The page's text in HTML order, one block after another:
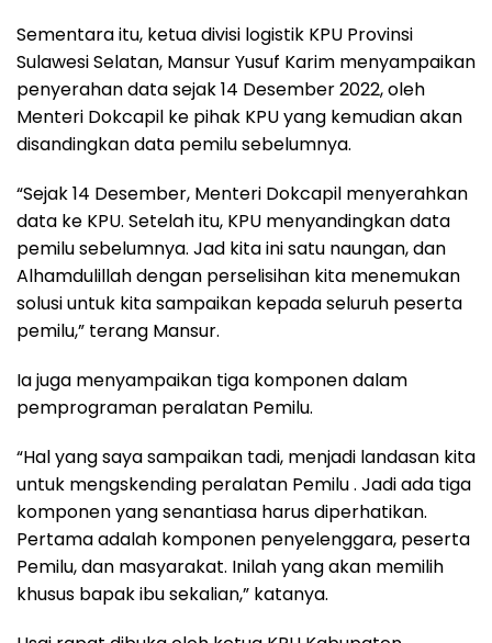
Sementara itu, ketua divisi logistik KPU Provinsi
Sulawesi Selatan, Mansur Yusuf Karim menyampaikan
penyerahan data sejak 14 Desember 2022, oleh
Menteri Dokcapil ke pihak KPU yang kemudian akan
disandingkan data pemilu sebelumnya.
“Sejak 14 Desember, Menteri Dokcapil menyerahkan
data ke KPU. Setelah itu, KPU menyandingkan data
pemilu sebelumnya. Jad kita ini satu naungan, dan
Alhamdulillah dengan perselisihan kita menemukan
solusi untuk kita sampaikan kepada seluruh peserta
pemilu,” terang Mansur.
Ia juga menyampaikan tiga komponen dalam
pemprograman peralatan Pemilu.
“Hal yang saya sampaikan tadi, menjadi landasan kita
untuk mengskending peralatan Pemilu . Jadi ada tiga
komponen yang senantiasa harus diperhatikan.
Pertama adalah komponen penyelenggara, peserta
Pemilu, dan masyarakat. Inilah yang akan memilih
khusus bapak ibu sekalian,” katanya.